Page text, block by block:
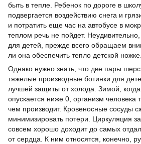
быть в тепле. Ребенок по дороге в
подвергается воздействию снега и
и потратить еще час на автобусе в
теплом речь не пойдет.
для детей, прежде всего обращаем
ли она обеспечить тепло детской ножке.
Однако нужно знать, что две пары
тяжелые производные ботинки для
лучшей защиты от холода. Зимой,
опускается ниже 0, организм человека
чем производит. Кровеносные сосуды
минимизировать потери. Циркуляция
совсем хорошо доходит до самых
от сердца. К ним относятся, конечно,